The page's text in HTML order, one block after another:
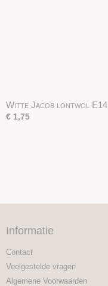
Witte Jacob lontwol E14
€ 1,75
Informatie
Contact
Veelgestelde vragen
Algemene Voorwaarden